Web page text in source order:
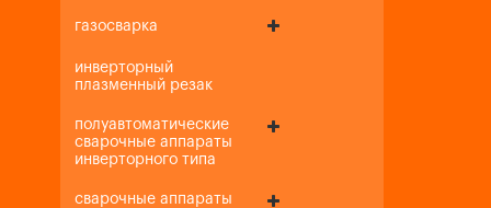
газосварка
инверторный
плазменный резак
полуавтоматические
сварочные аппараты
инверторного типа
сварочные аппараты